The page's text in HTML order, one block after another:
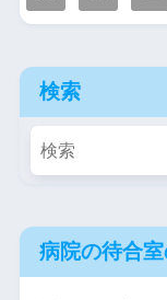
検索
病院の待合